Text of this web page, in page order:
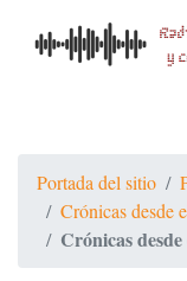
Portada del sitio
Crónicas desde
Crónicas